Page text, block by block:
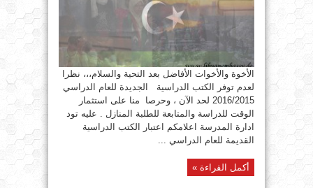
الأخوة والأخوات الأفاضل بعد التحية والسلام،،، نظرا
لعدم توفر الكتب الدراسية الجديدة للعام الدراسي
2016/2015 لحد الآن ، وحرصا منا على استثمار
الوقت للدراسة والمتابعة للطلبة المنازل . عليه تود
ادارة المدرسة اعلامكم اعتبار الكتب الدراسية
القديمة للعام الدراسي ...
أكمل القراءة »